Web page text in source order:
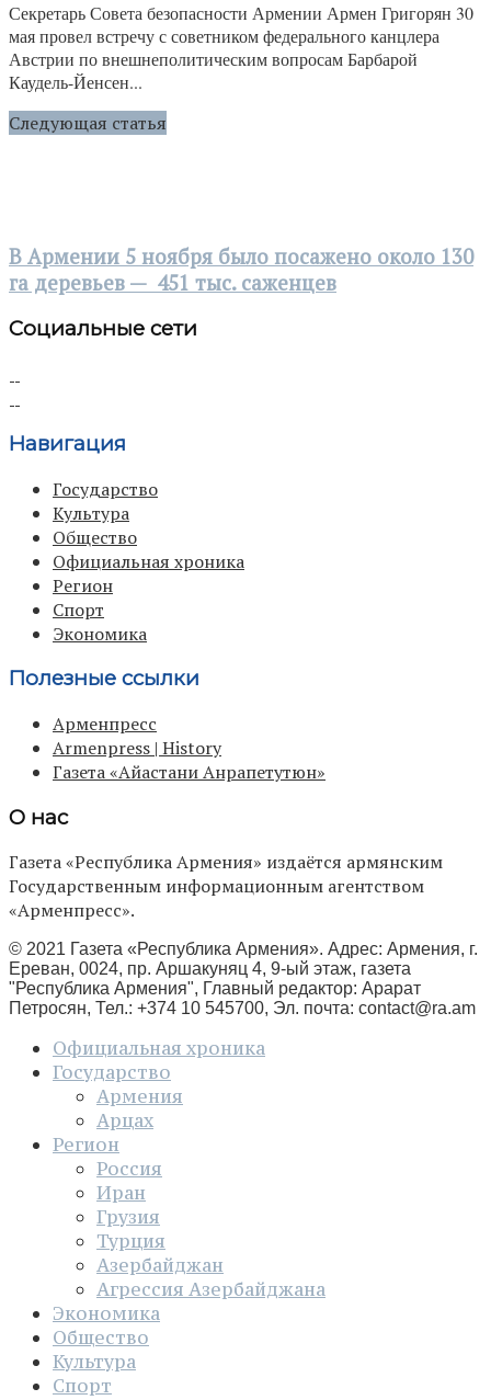
Секретарь Совета безопасности Армении Армен Григорян 30
мая провел встречу с советником федерального канцлера
Австрии по внешнеполитическим вопросам Барбарой
Каудель-Йенсен...
Следующая статья
В Армении 5 ноября было посажено около 130
га деревьев — 451 тыс. саженцев
Социальные сети
Навигация
Государство
Культура
Общество
Официальная хроника
Регион
Спорт
Экономика
Полезные ссылки
Арменпресс
Armenpress | History
Газета «Айастани Анрапетутюн»
О нас
Газета «Республика Армения» издаётся армянским
Государственным информационным агентством
«Арменпресс».
© 2021 Газета «Республика Армения». Адрес: Армения, г.
Ереван, 0024, пр. Аршакуняц 4, 9-ый этаж, газета
"Республика Армения", Главный редактор: Арарат
Петросян, Тел.: +374 10 545700, Эл. почта: contact@ra.am
Официальная хроника
Государство
Армения
Арцах
Регион
Россия
Иран
Грузия
Турция
Азербайджан
Агрессия Азербайджана
Экономика
Общество
Культура
Спорт